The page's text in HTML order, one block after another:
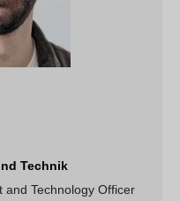
Technik
and Technology Officer